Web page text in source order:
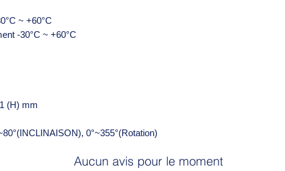
~ +60°C
-30°C ~ +60°C
(H) mm
0°~355°(Rotation)
Aucun avis pour le moment